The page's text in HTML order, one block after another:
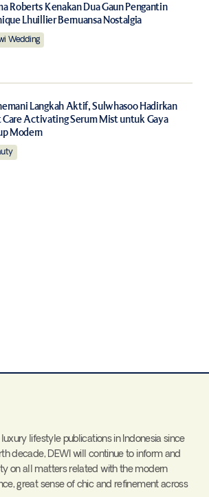
Roberts Kenakan Dua Gaun Pengantin
Lhuillier Bernuansa Nostalgia
Wedding
Langkah Aktif, Sulwhasoo Hadirkan
Care Activating Serum Mist untuk Gaya
Modern
lifestyle publications in Indonesia since
decade, DEWI will continue to inform and
on all matters related with the modern
great sense of chic and refinement across